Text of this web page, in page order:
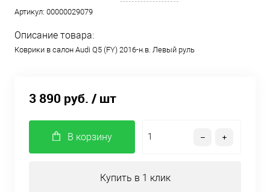
Артикул: 00000029079
Описание товара:
Коврики в салон Audi Q5 (FY) 2016-н.в. Левый руль
3 890 руб. / шт
В корзину
Купить в 1 клик